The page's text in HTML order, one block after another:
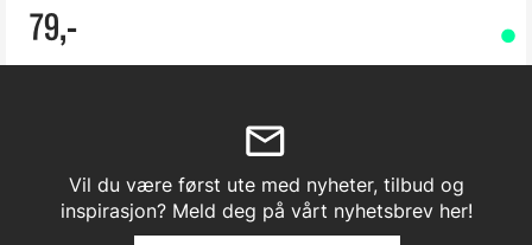
79,-
Vil du være først ute med nyheter, tilbud og
inspirasjon? Meld deg på vårt nyhetsbrev her!